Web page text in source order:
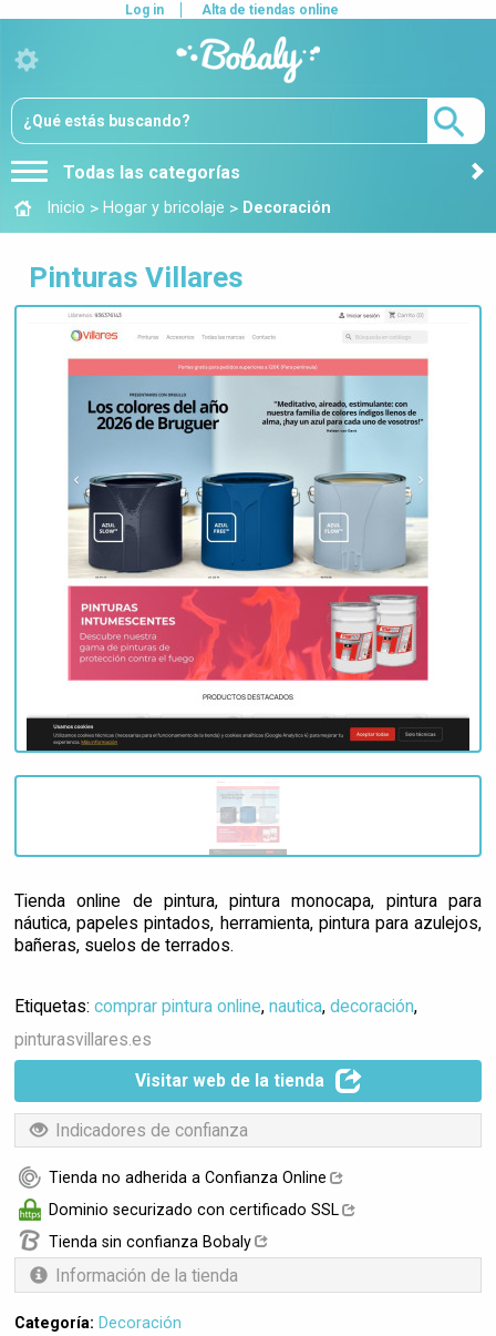
Todas las categorías
Log in Alta de tiendas online
Inicio > Hogar y bricolaje > Decoración
Pinturas Villares
Tienda online de pintura, pintura monocapa, pintura para
náutica, papeles pintados, herramienta, pintura para azulejos,
bañeras, suelos de terrados.
Etiquetas: comprar pintura online, nautica, decoración,
pinturasvillares.es
Visitar web de la tienda
Indicadores de confianza
Tienda no adherida a Confianza Online
Dominio securizado con certificado SSL
Tienda sin confianza Bobaly
Información de la tienda
Categoría: Decoración